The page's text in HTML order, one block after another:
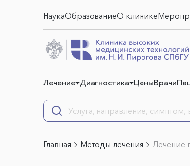
НаукаОбразованиеО клинике
Лечение Диагностика ЦеныВрачи
Главная Методы лечения Лечение